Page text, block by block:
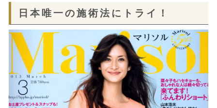
日本唯一の施術法にトライ！